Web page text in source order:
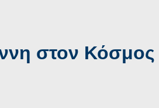
στον Κόσμος